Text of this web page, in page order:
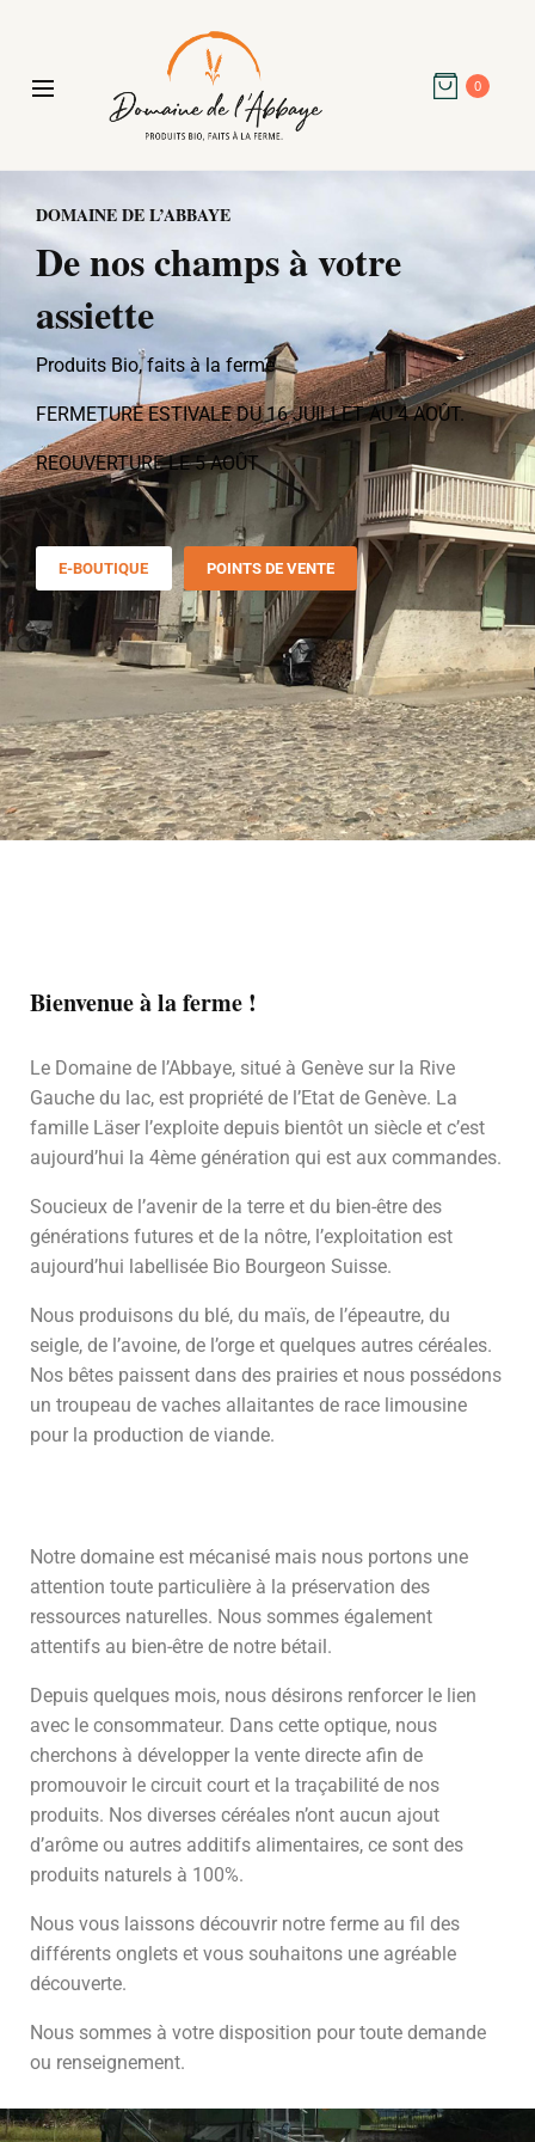
0
DOMAINE DE L’ABBAYE
De nos champs à votre
assiette
Produits Bio, faits à la ferme
FERMETURE ESTIVALE DU 16 JUILLET AU 4 AOÛT.
REOUVERTURE LE 5 AOÛT
E-BOUTIQUE POINTS DE VENTE
Bienvenue à la ferme !
Le Domaine de l’Abbaye, situé à Genève sur la Rive
Gauche du lac, est propriété de l’Etat de Genève. La
famille Läser l’exploite depuis bientôt un siècle et c’est
aujourd’hui la 4ème génération qui est aux commandes.
Soucieux de l’avenir de la terre et du bien-être des
générations futures et de la nôtre, l’exploitation est
aujourd’hui labellisée Bio Bourgeon Suisse.
Nous produisons du blé, du maïs, de l’épeautre, du
seigle, de l’avoine, de l’orge et quelques autres céréales.
Nos bêtes paissent dans des prairies et nous possédons
un troupeau de vaches allaitantes de race limousine
pour la production de viande.
Notre domaine est mécanisé mais nous portons une
attention toute particulière à la préservation des
ressources naturelles. Nous sommes également
attentifs au bien-être de notre bétail.
Depuis quelques mois, nous désirons renforcer le lien
avec le consommateur. Dans cette optique, nous
cherchons à développer la vente directe afin de
promouvoir le circuit court et la traçabilité de nos
produits. Nos diverses céréales n’ont aucun ajout
d’arôme ou autres additifs alimentaires, ce sont des
produits naturels à 100%.
Nous vous laissons découvrir notre ferme au fil des
différents onglets et vous souhaitons une agréable
découverte.
Nous sommes à votre disposition pour toute demande
ou renseignement.